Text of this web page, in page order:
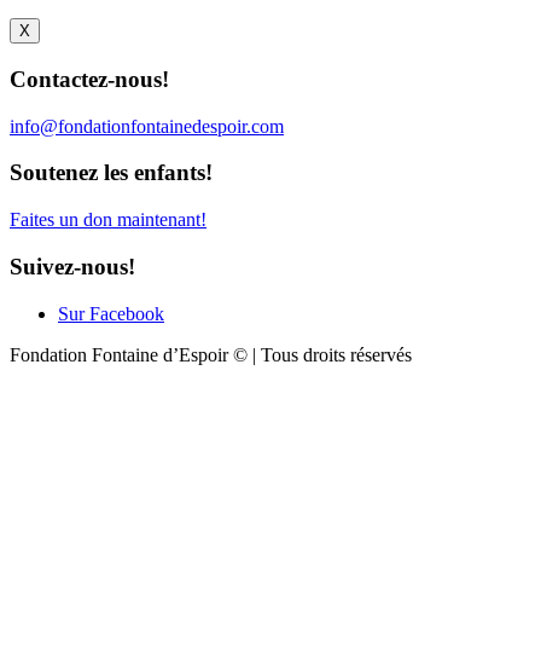
X
Contactez-nous!
info@fondationfontainedespoir.com
Soutenez les enfants!
Faites un don maintenant!
Suivez-nous!
Sur Facebook
Fondation Fontaine d’Espoir © | Tous droits réservés